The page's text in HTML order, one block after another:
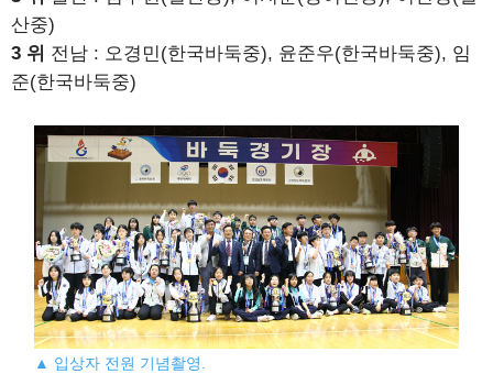
산중)
3 위 전남 : 오경민(한국바둑중), 윤준우(한국바둑중), 임
준(한국바둑중)
▲ 입상자 전원 기념촬영.